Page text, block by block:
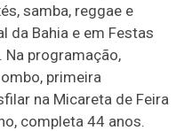
samba, reggae e
da Bahia e em Festas
programação,
primeira
na Micareta de Feira
completa 44 anos.